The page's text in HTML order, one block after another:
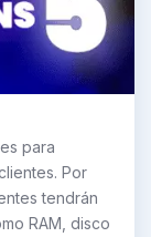
para
Por
tendrán
RAM, disco